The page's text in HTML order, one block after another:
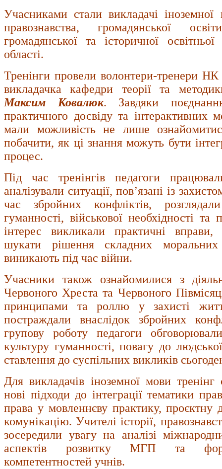
Учасниками стали викладачі іноземної
правознавства, громадянської
громадянської та історичної освітньої
області.
Тренінги провели волонтери-тренери
викладачка кафедри теорії та
Максим Ковалюк. Завдяки
практичного досвіду та інтерактивних
мали можливість не лише
побачити, як ці знання можуть бути
процес.
Під час тренінгів педагоги
аналізували ситуації, пов’язані із
час збройних конфліктів,
гуманності, військової необхідності та
інтерес викликали практичні вправи,
шукати рішення складних
виникають під час війни.
Учасники також ознайомилися з
Червоного Хреста та Червоного
принципами та роллю у захисті
постраждали внаслідок збройних
групову роботу педагоги
культуру гуманності, повагу до
ставлення до суспільних викликів
Для викладачів іноземної мови
нові підходи до інтеграції тематики
права у мовленнєву практику, проєктну
комунікацію. Учителі історії,
зосередили увагу на аналізі
аспектів розвитку МГП та
компетентностей учнів.